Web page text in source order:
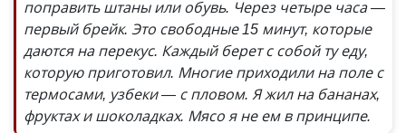
поправить штаны или обувь. Через четыре часа —
первый брейк. Это свободные 15 минут, которые
даются на перекус. Каждый берет с собой ту еду,
которую приготовил. Многие приходили на поле с
термосами, узбеки — с пловом. Я жил на бананах,
фруктах и шоколадках. Мясо я не ем в принципе.